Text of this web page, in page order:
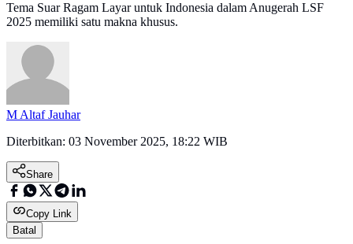
Tema Suar Ragam Layar untuk Indonesia dalam Anugerah LSF
2025 memiliki satu makna khusus.
M Altaf Jauhar
Diterbitkan: 03 November 2025, 18:22 WIB
Share
Copy Link
Batal